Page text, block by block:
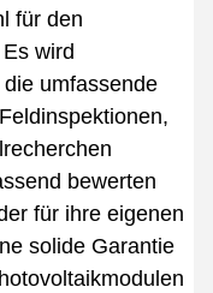
für den
wird
umfassende
bewerten
für ihre eigenen
solide Garantie